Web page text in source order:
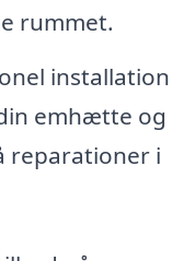
rummet.
installation
emhætte og
reparationer i